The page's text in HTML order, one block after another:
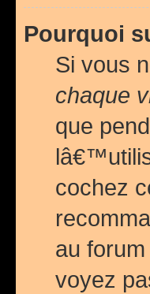
Pourquoi
Si vous
chaque
que
cochez
au
voyez